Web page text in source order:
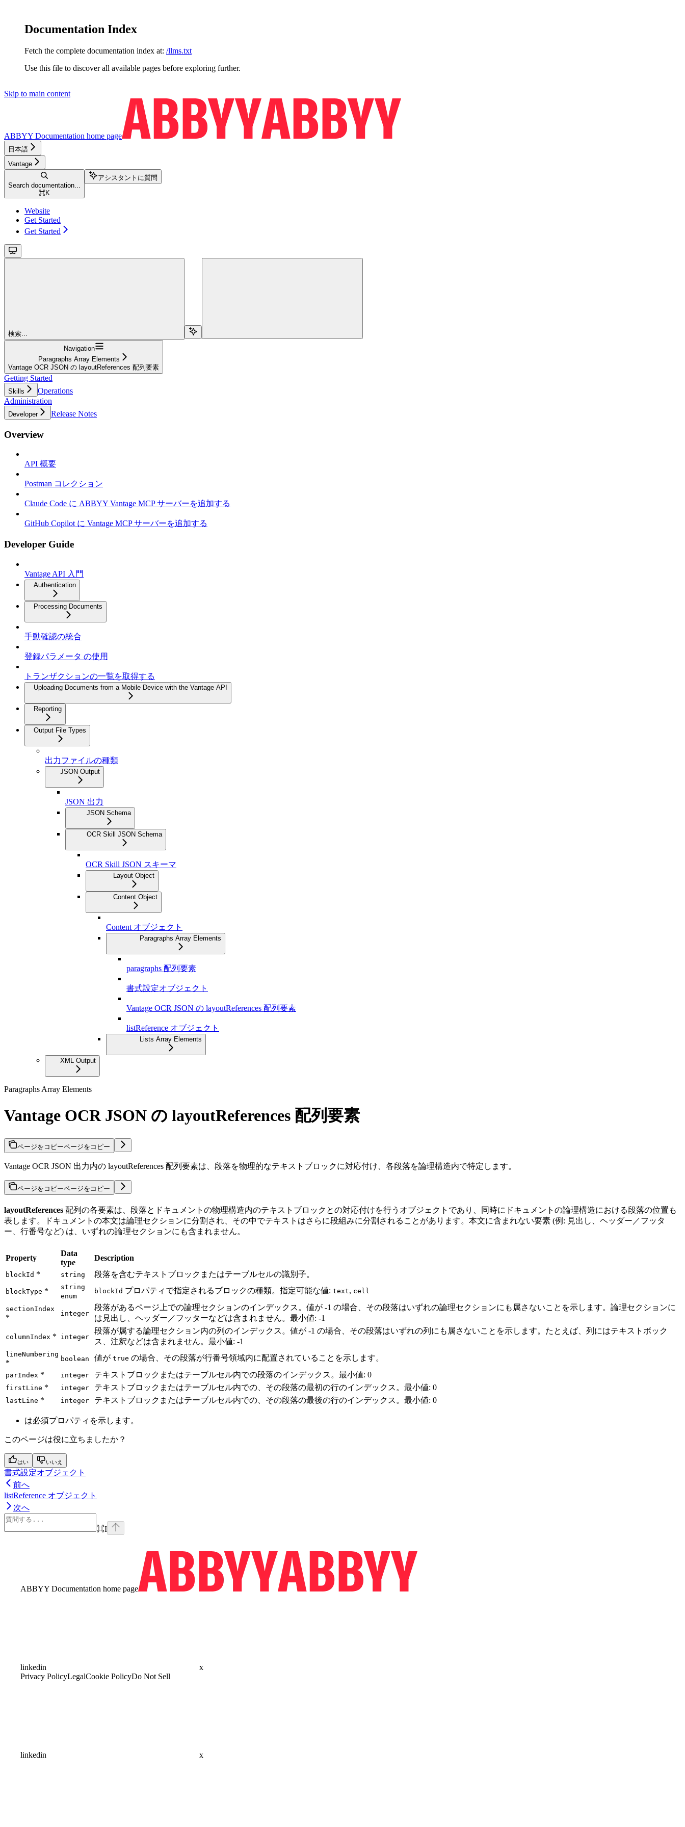
Documentation Index
Fetch the complete documentation index at: /llms.txt
Use this file to discover all available pages before exploring further.
Skip to main content
ABBYY Documentation home page
日本語
Vantage
Search documentation...
⌘K
アシスタントに質問
Website
Get Started
Get Started
検索...
Navigation
Paragraphs Array Elements
Vantage OCR JSON の layoutReferences 配列要素
Getting Started
Skills
Operations
Administration
Developer Release Notes
Overview
API 概要
Postman コレクション
Claude Code に ABBYY Vantage MCP サーバーを追加する
GitHub Copilot に Vantage MCP サーバーを追加する
Developer Guide
Vantage API 入門
Authentication
Processing Documents
手動確認の統合
登録パラメータ の使用
トランザクションの一覧を取得する
Uploading Documents from a Mobile Device with the Vantage API
Reporting
Output File Types
出力ファイルの種類
JSON Output
JSON 出力
JSON Schema
OCR Skill JSON Schema
OCR Skill JSON スキーマ
Layout Object
Content Object
Content オブジェクト
Paragraphs Array Elements
paragraphs 配列要素
書式設定オブジェクト
Vantage OCR JSON の layoutReferences 配列要素
listReference オブジェクト
Lists Array Elements
XML Output
Paragraphs Array Elements
Vantage OCR JSON の layoutReferences 配列要素
ページをコピーページをコピー
Vantage OCR JSON 出力内の layoutReferences 配列要素は、段落を物理的なテキストブロックに対応付け、各段落を論理構造内で特定します。
ページをコピーページをコピー
layoutReferences 配列の各要素は、段落とドキュメントの物理構造内のテキストブロックとの対応付けを行うオブジェクトであり、同時にドキュメントの論理構造における段落の位置も
表します。ドキュメントの本文は論理セクションに分割され、その中でテキストはさらに段組みに分割されることがあります。本文に含まれない要素 (例: 見出し、ヘッダー／フッタ
ー、行番号など) は、いずれの論理セクションにも含まれません。
Property
Data
type
Description
blockId * string 段落を含むテキストブロックまたはテーブルセルの識別子。
blockType *
string
enum
blockId プロパティで指定されるブロックの種類。指定可能な値: text, cell
sectionIndex
* integer
段落があるページ上での論理セクションのインデックス。値が -1 の場合、その段落はいずれの論理セクションにも属さないことを示します。論理セクションに
は見出し、ヘッダー／フッターなどは含まれません。最小値: -1
columnIndex * integer
段落が属する論理セクション内の列のインデックス。値が -1 の場合、その段落はいずれの列にも属さないことを示します。たとえば、列にはテキストボック
ス、注釈などは含まれません。最小値: -1
lineNumbering
* boolean 値が true の場合、その段落が行番号領域内に配置されていることを示します。
parIndex * integer テキストブロックまたはテーブルセル内での段落のインデックス。最小値: 0
firstLine * integer テキストブロックまたはテーブルセル内での、その段落の最初の行のインデックス。最小値: 0
lastLine * integer テキストブロックまたはテーブルセル内での、その段落の最後の行のインデックス。最小値: 0
は必須プロパティを示します。
このページは役に立ちましたか？
はい いいえ
書式設定オブジェクト
前へ
listReference オブジェクト
次へ
⌘I
ABBYY Documentation home page
linkedin
x
Privacy PolicyLegalCookie PolicyDo Not Sell
linkedin x